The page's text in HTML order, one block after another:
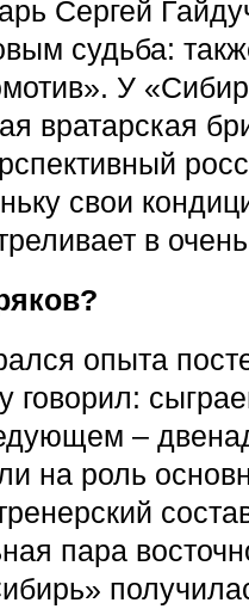
Сергей
судьба:
У
вратарская
свои
в
опыта
говорил:
–
на роль
пара